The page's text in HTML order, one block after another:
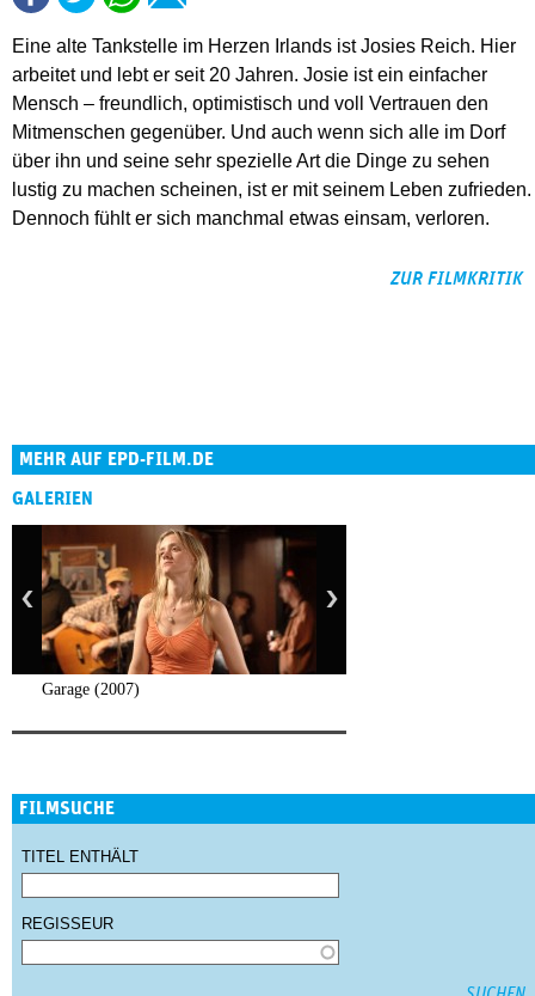
Eine alte Tankstelle im Herzen Irlands ist Josies Reich. Hier
arbeitet und lebt er seit 20 Jahren. Josie ist ein einfacher
Mensch – freundlich, optimistisch und voll Vertrauen den
Mitmenschen gegenüber. Und auch wenn sich alle im Dorf
über ihn und seine sehr spezielle Art die Dinge zu sehen
lustig zu machen scheinen, ist er mit seinem Leben zufrieden.
Dennoch fühlt er sich manchmal etwas einsam, verloren.
ZUR FILMKRITIK
MEHR AUF EPD-FILM.DE
GALERIEN
Garage (2007)
FILMSUCHE
TITEL ENTHÄLT
REGISSEUR